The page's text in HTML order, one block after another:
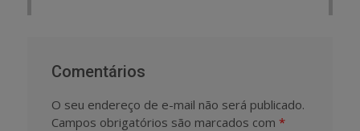
Comentários
O seu endereço de e-mail não será publicado.
Campos obrigatórios são marcados com *